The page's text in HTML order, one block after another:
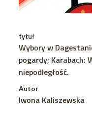
tytuł
Wybory w
pogardy; Karabach:
niepodległość.
Autor
Iwona Kaliszewska